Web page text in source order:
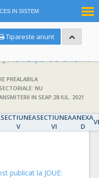
IN SISTEM
Tipareste anunt
Achiziția de energie electrică de către asocierea de autorități contractante formată prin acordul de asociere nr 140657/06.04.2021 cod unic 4230487/2021/36
PREALABILA
NU
IN SEAP:28 IUL. 2021
SECTIUNEA
V
SECTIUNEA
VI
ANEXA
D
publicat la JOUE: